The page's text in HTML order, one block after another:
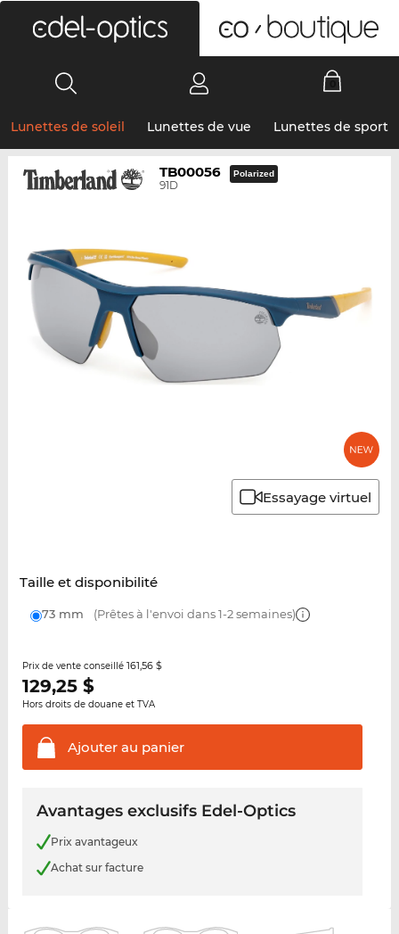
Lunettes de soleil Lunettes de vue Lunettes de sport
TB00056
91D
Polarized
Essayage virtuel
Taille et disponibilité
73 mm (Prêtes à l'envoi dans 1-2 semaines)
Prix de vente conseillé 161,56 $
129,25$
Hors droits de douane et TVA
Ajouter au panier
Avantages exclusifs Edel-Optics
Prix avantageux
Achat sur facture